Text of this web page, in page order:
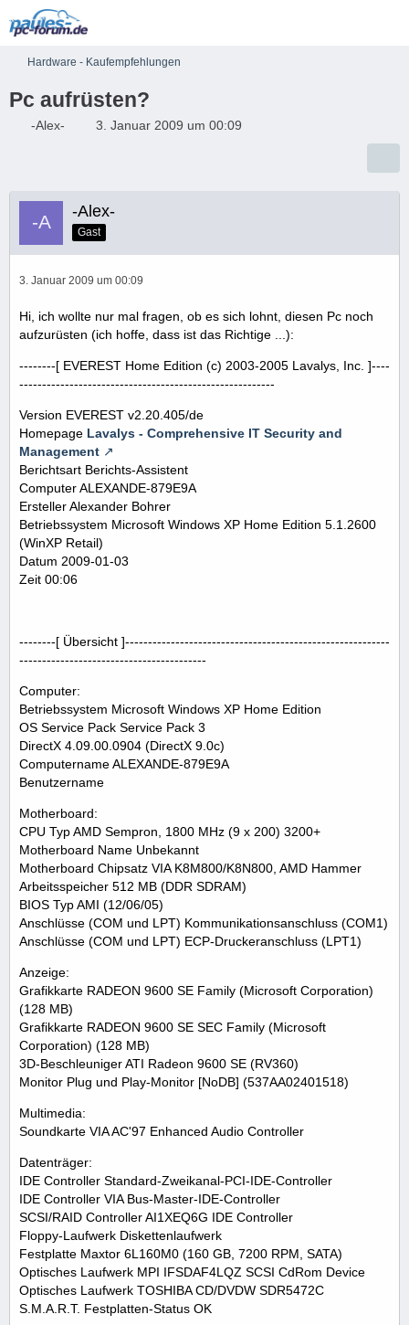
Hardware - Kaufempfehlungen
Pc aufrüsten?
-Alex- 3. Januar 2009 um 00:09
-Alex-
Gast
3. Januar 2009 um 00:09
Hi, ich wollte nur mal fragen, ob es sich lohnt, diesen Pc noch
aufzurüsten (ich hoffe, dass ist das Richtige ...):
--------[ EVEREST Home Edition (c) 2003-2005 Lavalys, Inc. ]----
--------------------------------------------------------
Version EVEREST v2.20.405/de
Homepage Lavalys - Comprehensive IT Security and
Management
Berichtsart Berichts-Assistent
Computer ALEXANDE-879E9A
Ersteller Alexander Bohrer
Betriebssystem Microsoft Windows XP Home Edition 5.1.2600
(WinXP Retail)
Datum 2009-01-03
Zeit 00:06
--------[ Übersicht ]----------------------------------------------------------
-----------------------------------------
Computer:
Betriebssystem Microsoft Windows XP Home Edition
OS Service Pack Service Pack 3
DirectX 4.09.00.0904 (DirectX 9.0c)
Computername ALEXANDE-879E9A
Benutzername
Motherboard:
CPU Typ AMD Sempron, 1800 MHz (9 x 200) 3200+
Motherboard Name Unbekannt
Motherboard Chipsatz VIA K8M800/K8N800, AMD Hammer
Arbeitsspeicher 512 MB (DDR SDRAM)
BIOS Typ AMI (12/06/05)
Anschlüsse (COM und LPT) Kommunikationsanschluss (COM1)
Anschlüsse (COM und LPT) ECP-Druckeranschluss (LPT1)
Anzeige:
Grafikkarte RADEON 9600 SE Family (Microsoft Corporation)
(128 MB)
Grafikkarte RADEON 9600 SE SEC Family (Microsoft
Corporation) (128 MB)
3D-Beschleuniger ATI Radeon 9600 SE (RV360)
Monitor Plug und Play-Monitor [NoDB] (537AA02401518)
Multimedia:
Soundkarte VIA AC'97 Enhanced Audio Controller
Datenträger:
IDE Controller Standard-Zweikanal-PCI-IDE-Controller
IDE Controller VIA Bus-Master-IDE-Controller
SCSI/RAID Controller AI1XEQ6G IDE Controller
Floppy-Laufwerk Diskettenlaufwerk
Festplatte Maxtor 6L160M0 (160 GB, 7200 RPM, SATA)
Optisches Laufwerk MPI IFSDAF4LQZ SCSI CdRom Device
Optisches Laufwerk TOSHIBA CD/DVDW SDR5472C
S.M.A.R.T. Festplatten-Status OK